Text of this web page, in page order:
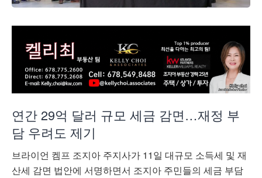
연간 29억 달러 규모 세금 감면…재정 부
담 우려도 제기
브라이언 켐프 조지아 주지사가 11일 대규모 소득세 및 재
산세 감면 법안에 서명하면서 조지아 주민들의 세금 부담